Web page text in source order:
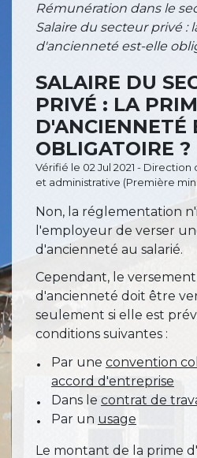
Rémunération dans le
Salaire du secteur privé :
d'ancienneté est-elle
SALAIRE DU
PRIVÉ : LA
D'ANCIENNETÉ
OBLIGATOIRE ?
Vérifié le 02 Jul 2021 -
et administrative (Première
Non, la réglementation
l'employeur de verser
d'ancienneté au salarié.
Cependant, le
d'ancienneté doit être
seulement si elle est
conditions suivantes :
Par une convention
accord d'entreprise
Dans le contrat de
Par un usage
Le montant de la prime